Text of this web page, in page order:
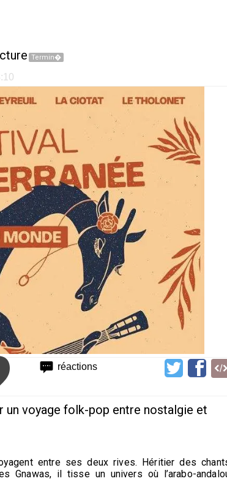
Termin�
réactions
un voyage folk-pop entre nostalgie et
entre ses deux rives. Héritier des
Gnawas, il tisse un univers où l’arabo-